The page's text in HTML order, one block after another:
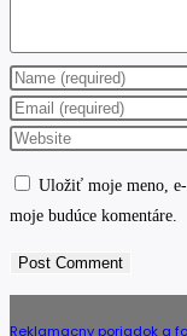
Enter
your
name
comment
Enter
your
comment
Enter
URL
(optional)
Uložiť moje meno,
moje budúce komentáre.
Reklamacny poriadok a